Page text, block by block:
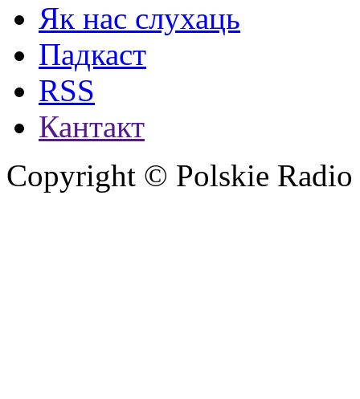
Як нас слухаць
Падкаст
RSS
Кантакт
Copyright © Polskie